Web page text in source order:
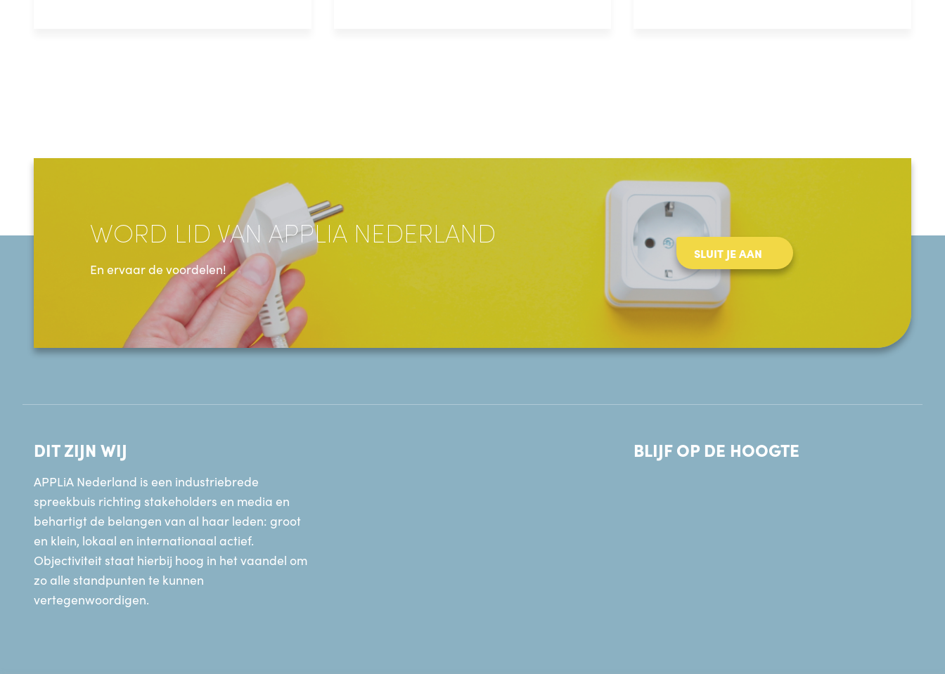
WORD LID VAN APPLIA NEDERLAND
En ervaar de voordelen!
SLUIT JE AAN
DIT ZIJN WIJ
APPLiA Nederland is een industriebrede
spreekbuis richting stakeholders en media en
behartigt de belangen van al haar leden: groot
en klein, lokaal en internationaal actief.
Objectiviteit staat hierbij hoog in het vaandel om
zo alle standpunten te kunnen
vertegenwoordigen.
BLIJF OP DE HOOGTE